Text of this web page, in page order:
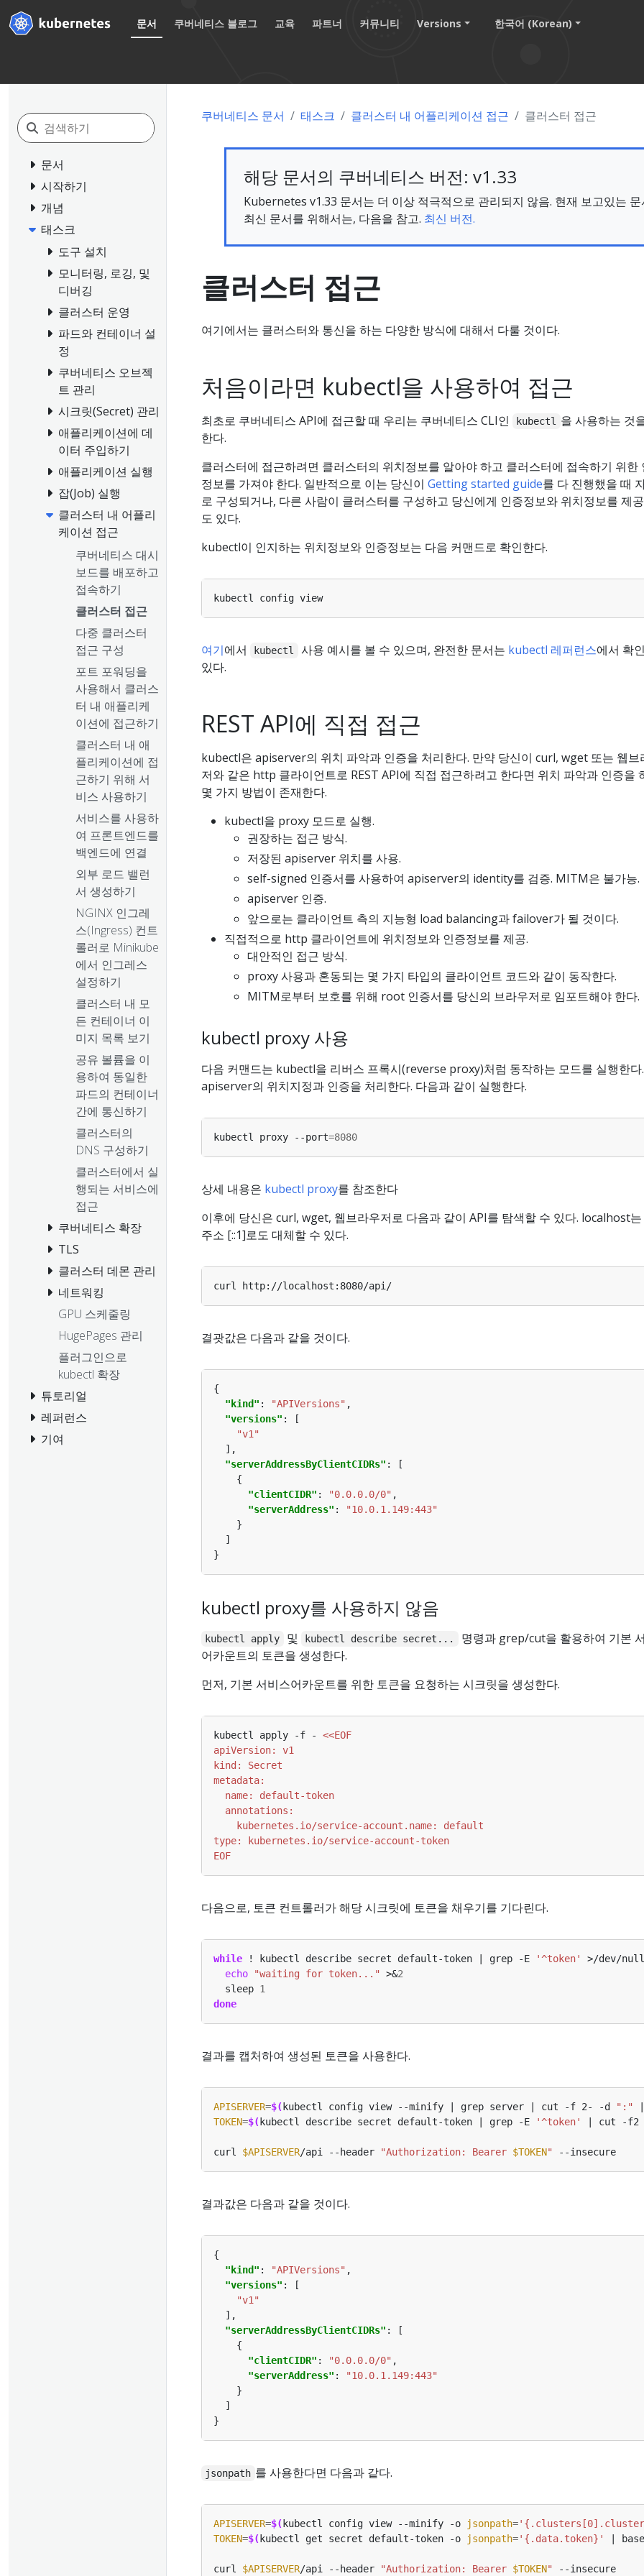
문서 쿠버네티스 블로그 교육 파트너 커뮤니티 Versions 한국어 (Korean)
문서
시작하기
개념
태스크
도구 설치
모니터링, 로깅, 및
디버깅
클러스터 운영
파드와 컨테이너 설
정
쿠버네티스 오브젝
트 관리
시크릿(Secret) 관리
애플리케이션에 데
이터 주입하기
애플리케이션 실행
잡(Job) 실행
클러스터 내 어플리
케이션 접근
쿠버네티스 대시
보드를 배포하고
접속하기
클러스터 접근
다중 클러스터
접근 구성
포트 포워딩을
사용해서 클러스
터 내 애플리케
이션에 접근하기
클러스터 내 애
플리케이션에 접
근하기 위해 서
비스 사용하기
서비스를 사용하
여 프론트엔드를
백엔드에 연결
외부 로드 밸런
서 생성하기
NGINX 인그레
스(Ingress) 컨트
롤러로 Minikube
에서 인그레스
설정하기
클러스터 내 모
든 컨테이너 이
미지 목록 보기
공유 볼륨을 이
용하여 동일한
파드의 컨테이너
간에 통신하기
클러스터의
DNS 구성하기
클러스터에서 실
행되는 서비스에
접근
쿠버네티스 확장
TLS
클러스터 데몬 관리
네트워킹
GPU 스케줄링
HugePages 관리
플러그인으로
kubectl 확장
튜토리얼
레퍼런스
기여
쿠버네티스 문서 태스크 클러스터 내 어플리케이션 접근 클러스터 접근
해당 문서의 쿠버네티스 버전: v1.33
Kubernetes v1.33 문서는 더 이상 적극적으로 관리되지 않음. 현재 보고있는
최신 문서를 위해서는, 다음을 참고. 최신 버전.
클러스터 접근
여기에서는 클러스터와 통신을 하는 다양한 방식에 대해서 다룰 것이다.
처음이라면 kubectl을 사용하여 접근
최초로 쿠버네티스 API에 접근할 때 우리는 쿠버네티스 CLI인 kubectl
을 사용하는 것
한다.
클러스터에 접근하려면 클러스터의 위치정보를 알아야 하고 클러스터에 접속하기 위한
정보를 가져야 한다. 일반적으로 이는 당신이 Getting started guide를 다 진행했을 때
로 구성되거나, 다른 사람이 클러스터를 구성하고 당신에게 인증정보와 위치정보를 제
도 있다.
kubectl이 인지하는 위치정보와 인증정보는 다음 커맨드로 확인한다.
여기에서 kubectl 사용 예시를 볼 수 있으며, 완전한 문서는 kubectl 레퍼런스에서 확
있다.
REST API에 직접 접근
kubectl은 apiserver의 위치 파악과 인증을 처리한다. 만약 당신이 curl, wget 또는 웹브
저와 같은 http 클라이언트로 REST API에 직접 접근하려고 한다면 위치 파악과 인증을
몇 가지 방법이 존재한다.
kubectl을 proxy 모드로 실행.
권장하는 접근 방식.
저장된 apiserver 위치를 사용.
self-signed 인증서를 사용하여 apiserver의 identity를 검증. MITM은 불가능.
apiserver 인증.
앞으로는 클라이언트 측의 지능형 load balancing과 failover가 될 것이다.
직접적으로 http 클라이언트에 위치정보와 인증정보를 제공.
대안적인 접근 방식.
proxy 사용과 혼동되는 몇 가지 타입의 클라이언트 코드와 같이 동작한다.
MITM로부터 보호를 위해 root 인증서를 당신의 브라우저로 임포트해야 한다.
kubectl proxy 사용
다음 커맨드는 kubectl을 리버스 프록시(reverse proxy)처럼 동작하는 모드를 실행한다
apiserver의 위치지정과 인증을 처리한다. 다음과 같이 실행한다.
kubectl proxy --port=8080
상세 내용은 kubectl proxy를 참조한다
이후에 당신은 curl, wget, 웹브라우저로 다음과 같이 API를 탐색할 수 있다. localhost
주소 [::1]로도 대체할 수 있다.
결괏값은 다음과 같을 것이다.
"kind" : "APIVersions"
"versions"
"v1"
"serverAddressByClientCIDRs"
"clientCIDR" : "0.0.0.0/0"
"serverAddress" :
"10.0.1.149:443"
kubectl proxy를 사용하지 않음
kubectl apply 및 kubectl describe secret...
명령과 grep/cut을 활용하여 기본
어카운트의 토큰을 생성한다.
먼저, 기본 서비스어카운트를 위한 토큰을 요청하는 시크릿을 생성한다.
kubectl apply -f -
EOF
다음으로, 토큰 컨트롤러가 해당 시크릿에 토큰을 채우기를 기다린다.
while ! kubectl describe secret default-token | grep -E '^token'
>/dev/
echo
"waiting for token..." >&2
  sleep
1
done
결과를 캡처하여 생성된 토큰을 사용한다.
APISERVER=$( kubectl config view --minify | grep server | cut -f 2- -d ":"
TOKEN=$( kubectl describe secret default-token | grep -E '^token' | cut -f2
curl $APISERVER/api --header "Authorization: Bearer $TOKEN"
결과값은 다음과 같을 것이다.
"kind" : "APIVersions"
"versions"
"v1"
"serverAddressByClientCIDRs"
"clientCIDR" : "0.0.0.0/0"
"serverAddress" :
"10.0.1.149:443"
jsonpath 를 사용한다면 다음과 같다.
APISERVER=$( kubectl config view --minify -o jsonpath=
TOKEN=$( kubectl get secret default-token -o jsonpath='{.data.token}' |
curl $APISERVER/api --header "Authorization: Bearer $TOKEN"